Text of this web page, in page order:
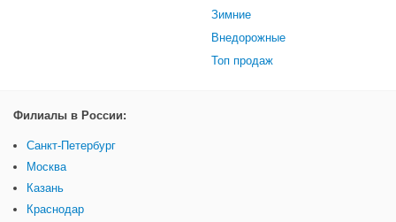
Зимние
Внедорожные
Топ продаж
Филиалы в России:
Санкт-Петербург
Москва
Казань
Краснодар